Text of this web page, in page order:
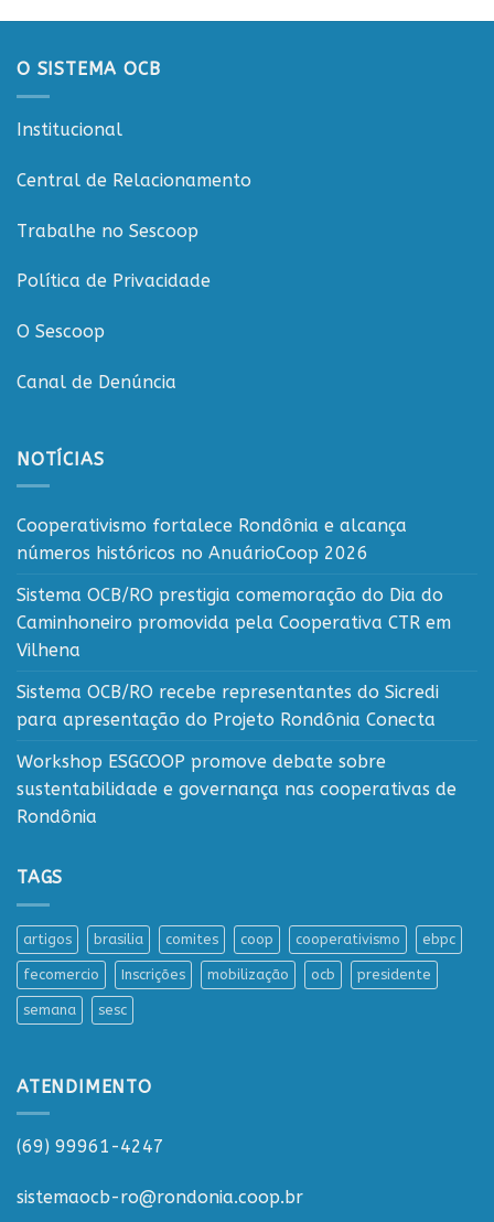
Rondônia
20
cooperativismo
O SISTEMA OCB
Institucional
Central de Relacionamento
Trabalhe no Sescoop
Política de Privacidade
O Sescoop
Canal de Denúncia
NOTÍCIAS
Cooperativismo fortalece Rondônia e alcança
números históricos no AnuárioCoop 2026
Sistema OCB/RO prestigia comemoração do Dia do
Caminhoneiro promovida pela Cooperativa CTR em
Vilhena
Sistema OCB/RO recebe representantes do Sicredi
para apresentação do Projeto Rondônia Conecta
Workshop ESGCOOP promove debate sobre
sustentabilidade e governança nas cooperativas de
Rondônia
TAGS
artigos brasilia comites coop cooperativismo ebpc
fecomercio Inscrições mobilização ocb presidente
semana sesc
ATENDIMENTO
(69) 99961-4247
sistemaocb-ro@rondonia.coop.br